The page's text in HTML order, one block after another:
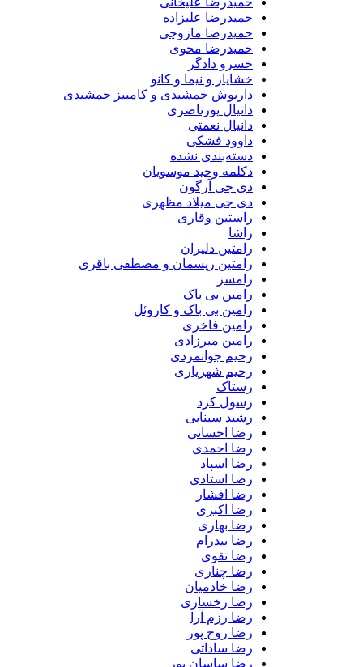
حمیدرضا علیزاده
حمیدرضا مازوچی
حمیدرضا محوی
خسرو دادگر
خشایار و نیما و کانو
داریوش جمشیدی و کامبیز جمشیدی
دانیال پورناصری
دانیال نعمتی
داوود فشکی
دسته‌بندی نشده
دکلمه وحید موسویان
دی جی آرگون
دی جی میلاد مظهری
راستین وقاری
رامتین دلیران
رامتین ریسمان و مصطفی باقری
رامین بی باک
رامین بی باک و کاروئل
رامین فاخری
رامین میرزادی
رحیم جوانمردی
رحیم شهریاری
رستاک
رسول کرد
رشید سینایی
رضا احسانی
رضا احمدی
رضا اسپاد
رضا استادی
رضا افشار
رضا اکبری
رضا بهاری
رضا بیدرام
رضا تقوی
رضا چناری
رضا خادمیان
رضا رخساری
رضا رزم آرا
رضا روح پور
رضا ساداتی
رضا ساسان پور